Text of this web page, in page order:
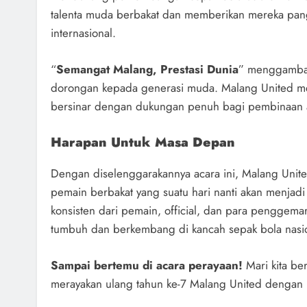
talenta muda berbakat dan memberikan mereka
internasional.
“Semangat Malang, Prestasi Dunia”
dorongan kepada generasi muda. Malang United
bersinar dengan dukungan penuh bagi
Harapan Untuk Masa Depan
Dengan diselenggarakannya acara ini, Malang
pemain berbakat yang suatu hari nanti akan
konsisten dari pemain, official, dan para
tumbuh dan berkembang di kancah sepak bola
Sampai bertemu di acara perayaan! Mari kita
merayakan ulang tahun ke-7 Malang United